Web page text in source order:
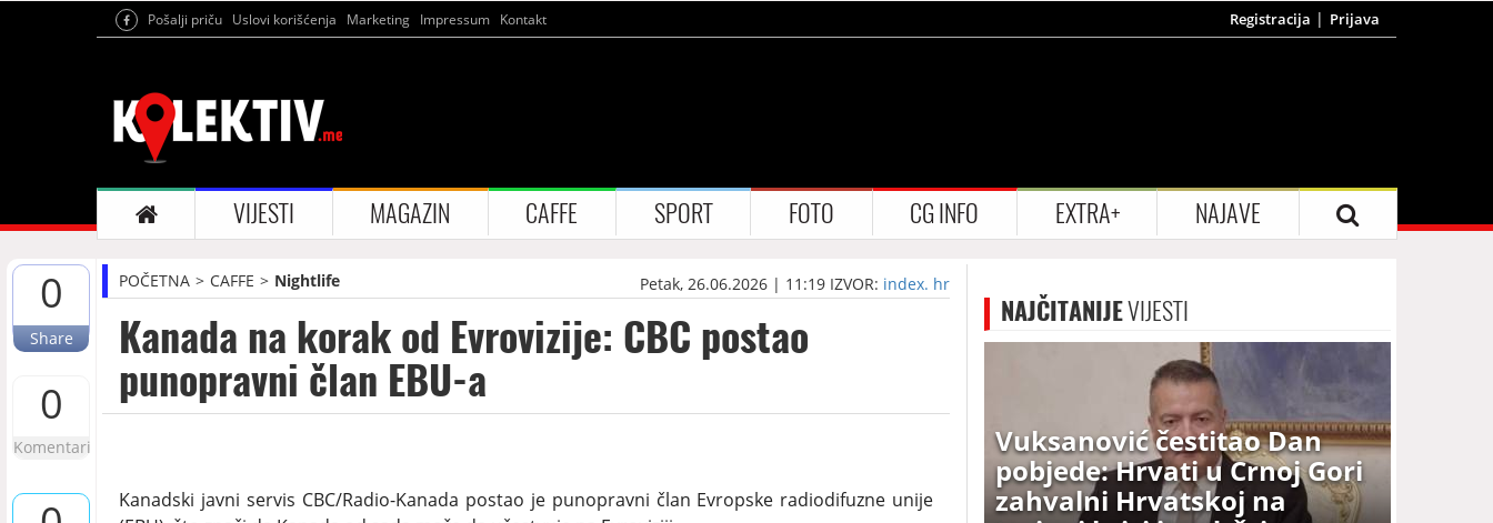
Pošalji priču Uslovi korišćenja Marketing Impressum Kontakt Registracija Prijava
VIJESTI MAGAZIN CAFFE SPORT FOTO CG INFO EXTRA+ NAJAVE
0
Share
0
Komentari
POČETNA CAFFE Nightlife Petak, 26.06.2026 | 11:19 IZVOR: index. hr
Kanada na korak od Evrovizije: CBC postao
punopravni član EBU-a
Kanadski javni servis CBC/Radio-Kanada postao je punopravni član Evropske radiodifuzne unije
NAJČITANIJEVIJESTI
Vuksanović čestitao Dan
pobjede: Hrvati u Crnoj Gori
zahvalni Hrvatskoj na